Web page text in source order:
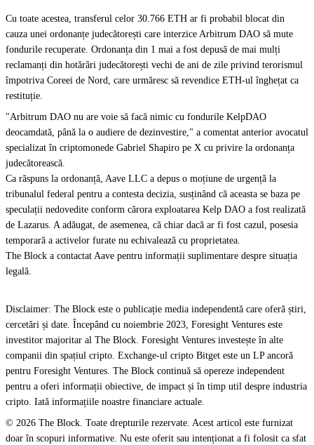
Cu toate acestea, transferul celor 30.766 ETH ar fi probabil blocat din
cauza unei ordonanțe judecătorești care interzice Arbitrum DAO să mute
fondurile recuperate. Ordonanța din 1 mai a fost depusă de mai mulți
reclamanți din hotărâri judecătorești vechi de ani de zile privind terorismul
împotriva Coreei de Nord, care urmăresc să revendice ETH-ul înghețat ca
restituție.
"Arbitrum DAO nu are voie să facă nimic cu fondurile KelpDAO
deocamdată, până la o audiere de dezinvestire," a comentat anterior avocatul
specializat în criptomonede Gabriel Shapiro pe X cu privire la ordonanța
judecătorească.
Ca răspuns la ordonanță, Aave LLC a depus o moțiune de urgență la
tribunalul federal pentru a contesta decizia, susținând că aceasta se baza pe
speculații nedovedite conform cărora exploatarea Kelp DAO a fost realizată
de Lazarus. A adăugat, de asemenea, că chiar dacă ar fi fost cazul, posesia
temporară a activelor furate nu echivalează cu proprietatea.
The Block a contactat Aave pentru informații suplimentare despre situația
legală.
Disclaimer: The Block este o publicație media independentă care oferă știri,
cercetări și date. Începând cu noiembrie 2023, Foresight Ventures este
investitor majoritar al The Block. Foresight Ventures investește în alte
companii din spațiul cripto. Exchange-ul cripto Bitget este un LP ancoră
pentru Foresight Ventures. The Block continuă să opereze independent
pentru a oferi informații obiective, de impact și în timp util despre industria
cripto. Iată informațiile noastre financiare actuale.
© 2026 The Block. Toate drepturile rezervate. Acest articol este furnizat
doar în scopuri informative. Nu este oferit sau intenționat a fi folosit ca sfat